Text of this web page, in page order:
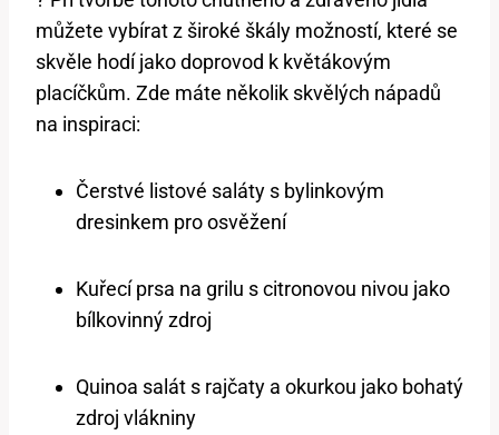
můžete vybírat z široké škály možností, které se
skvěle hodí jako doprovod k květákovým
placíčkům. Zde máte několik skvělých nápadů
na inspiraci:
Čerstvé listové saláty s bylinkovým
dresinkem pro osvěžení
Kuřecí prsa na grilu s citronovou nivou jako
bílkovinný zdroj
Quinoa salát s rajčaty a okurkou jako bohatý
zdroj vlákniny